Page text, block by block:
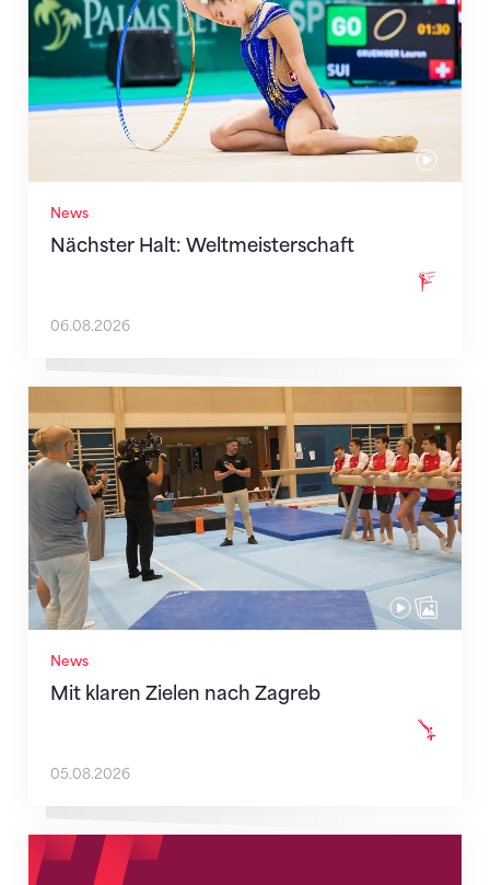
News
Nächster Halt: Weltmeisterschaft
06.08.2026
News
Mit klaren Zielen nach Zagreb
Mit klaren Zielen nach Zagreb
05.08.2026
Neue Empfangszeiten ab 1. August 2026